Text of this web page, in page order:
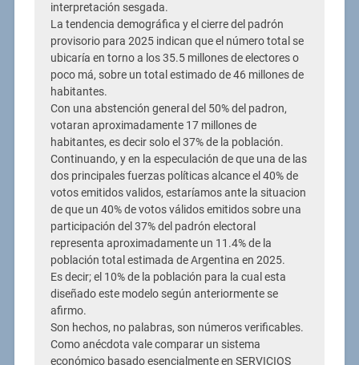
interpretación sesgada.
La tendencia demográfica y el cierre del padrón
provisorio para 2025 indican que el número total se
ubicaría en torno a los 35.5 millones de electores o
poco má, sobre un total estimado de 46 millones de
habitantes.
Con una abstención general del 50% del padron,
votaran aproximadamente 17 millones de
habitantes, es decir solo el 37% de la población.
Continuando, y en la especulación de que una de las
dos principales fuerzas políticas alcance el 40% de
votos emitidos validos, estaríamos ante la situacion
de que un 40% de votos válidos emitidos sobre una
participación del 37% del padrón electoral
representa aproximadamente un 11.4% de la
población total estimada de Argentina en 2025.
Es decir; el 10% de la población para la cual esta
diseñado este modelo según anteriormente se
afirmo.
Son hechos, no palabras, son números verificables.
Como anécdota vale comparar un sistema
económico basado esencialmente en SERVICIOS